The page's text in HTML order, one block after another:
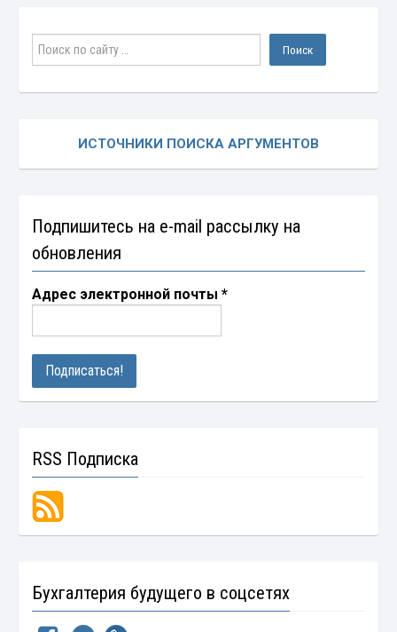
ИСТОЧНИКИ ПОИСКА АРГУМЕНТОВ
Подпишитесь на e-mail рассылку на
обновления
Адрес электронной почты*
RSS Подписка
Бухгалтерия будущего в соцсетях